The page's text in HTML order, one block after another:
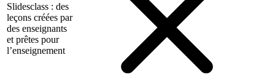
Slidesclass : des
leçons créées par
des enseignants
et prêtes pour
l’enseignement